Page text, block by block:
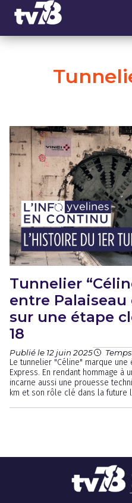
Tunnelier
entre Palaiseau
sur une étape
18
Publié le 12 juin 2025
Le tunnelier "Céline" marque une
Express. En rendant hommage à
incarne aussi une prouesse
km et son rôle clé dans la future
Panneau de gestion des